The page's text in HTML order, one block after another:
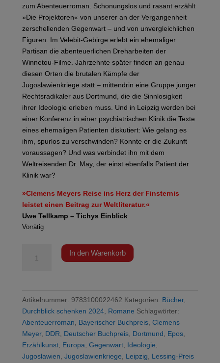
zum Abenteuerroman. Schonungslos und rasant erzählt
»Die Projektoren« von unserer an der Vergangenheit
zerschellenden Gegenwart – und von unvergleichlichen
Figuren: Im Velebit-Gebirge erlebt ein ehemaliger
Partisan die abenteuerlichen Dreharbeiten der
Winnetou-Filme. Jahrzehnte später finden an genau
diesen Orten die brutalen Kämpfe der
Jugoslawienkriege statt – mittendrin eine Gruppe junger
Rechtsradikaler aus Dortmund, die die Sinnlosigkeit
ihrer Ideologie erleben muss. Und in Leipzig werden bei
einer Konferenz in einer psychiatrischen Klinik die Texte
eines ehemaligen Patienten diskutiert: Wie gelang es
ihm, spurlos zu verschwinden? Konnte er die Zukunft
voraussagen? Und was verbindet ihn mit dem
Weltreisenden Dr. May, der einst ebenfalls Patient der
Klinik war?
»Clemens Meyers Reise ins Herz der Finsternis
leistet einen Beitrag zur Weltliteratur.«
Uwe Tellkamp – Tichys Einblick
Vorrätig
In den Warenkorb
Artikelnummer: 9783100022462 Kategorien: Bücher,
Durchblick schenken 2024, Romane Schlagwörter:
Abenteuerroman Bayerischer Buchpreis, Clemens
Meyer, DDR Deutscher Buchpreis, Dortmund Epos,
Erzählkunst, Europa Gegenwart, Ideologie
Jugoslawien Jugoslawienkriege Leipzig Lessing-Preis